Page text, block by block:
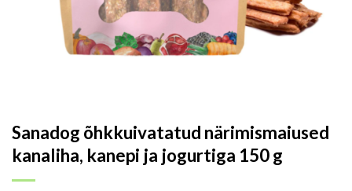
Sanadog õhkkuivatatud närimismaiused
kanaliha, kanepi ja jogurtiga 150 g